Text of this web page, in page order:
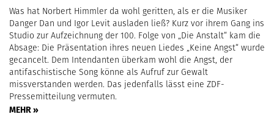
Was hat Norbert Himmler da wohl geritten, als er die Musiker
Danger Dan und Igor Levit ausladen ließ? Kurz vor ihrem Gang ins
Studio zur Aufzeichnung der 100. Folge von „Die Anstalt“ kam die
Absage: Die Präsentation ihres neuen Liedes „Keine Angst“ wurde
gecancelt. Dem Intendanten überkam wohl die Angst, der
antifaschistische Song könne als Aufruf zur Gewalt
missverstanden werden. Das jedenfalls lässt eine ZDF-
Pressemitteilung vermuten.
MEHR »